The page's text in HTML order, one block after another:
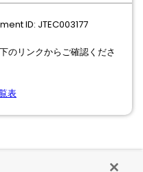
ID: JTEC003177
のリンクからご確認くださ
表